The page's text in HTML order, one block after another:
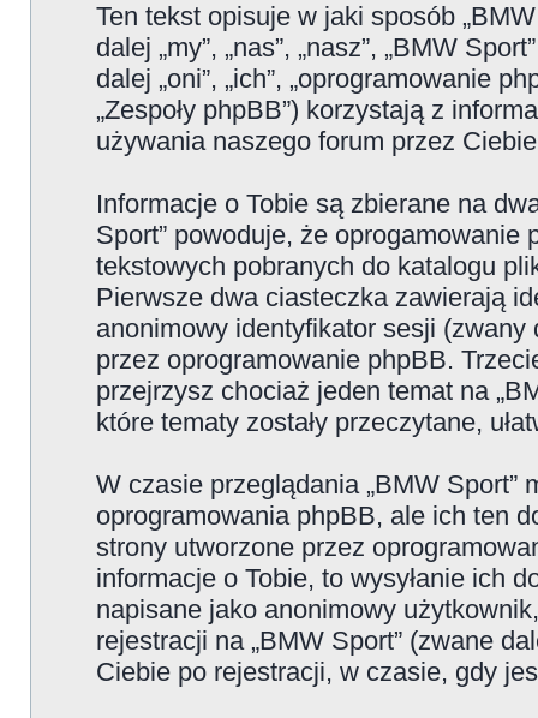
Ten tekst opisuje w jaki sposób
dalej „my”, „nas”, „nasz”, „BMW
dalej „oni”, „ich”, „oprogramowanie
„Zespoły phpBB”) korzystają z
używania naszego forum przez
Informacje o Tobie są zbierane na
Sport” powoduje, że oprogamowanie
tekstowych pobranych do katalogu
Pierwsze dwa ciasteczka zawierają
anonimowy identyfikator sesji (zwany
przez oprogramowanie phpBB.
przejrzysz chociaż jeden temat na
które tematy zostały przeczytane,
W czasie przeglądania „BMW
oprogramowania phpBB, ale ich ten
strony utworzone przez
informacje o Tobie, to wysyłanie ich
napisane jako anonimowy
rejestracji na „BMW Sport” (zwane
Ciebie po rejestracji, w czasie, gdy